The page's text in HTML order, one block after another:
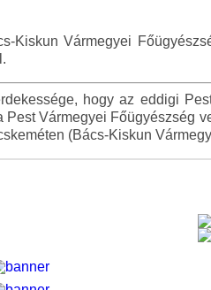
Kiskun Vármegyei
hogy az eddigi
Pest Vármegyei Főügyészség
(Bács-Kiskun